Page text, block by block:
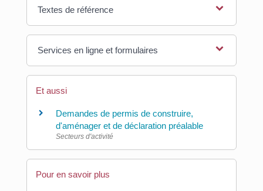
Textes de référence
Services en ligne et formulaires
Et aussi
Demandes de permis de construire,
d'aménager et de déclaration préalable
Secteurs d'activité
Pour en savoir plus